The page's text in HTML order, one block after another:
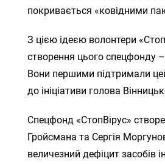
покривається «ковідними
З цією ідеєю волонтери
створення цього спецфонду
Вони першими підтримали
до ініціативи голова
Спецфонд «СтопВірус»
Гройсмана та Сергія
величезний дефіцит засобів